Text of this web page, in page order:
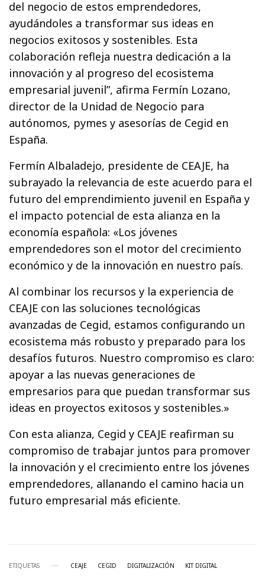
del negocio de estos emprendedores,
ayudándoles a transformar sus ideas en
negocios exitosos y sostenibles. Esta
colaboración refleja nuestra dedicación a la
innovación y al progreso del ecosistema
empresarial juvenil”, afirma Fermín Lozano,
director de la Unidad de Negocio para
autónomos, pymes y asesorías de Cegid en
España.
Fermín Albaladejo, presidente de CEAJE, ha
subrayado la relevancia de este acuerdo para el
futuro del emprendimiento juvenil en España y
el impacto potencial de esta alianza en la
economía española: «Los jóvenes
emprendedores son el motor del crecimiento
económico y de la innovación en nuestro país.
Al combinar los recursos y la experiencia de
CEAJE con las soluciones tecnológicas
avanzadas de Cegid, estamos configurando un
ecosistema más robusto y preparado para los
desafíos futuros. Nuestro compromiso es claro:
apoyar a las nuevas generaciones de
empresarios para que puedan transformar sus
ideas en proyectos exitosos y sostenibles.»
Con esta alianza, Cegid y CEAJE reafirman su
compromiso de trabajar juntos para promover
la innovación y el crecimiento entre los jóvenes
emprendedores, allanando el camino hacia un
futuro empresarial más eficiente.
ETIQUETAS CEAJE CEGID DIGITALIZACIÓN KIT DIGITAL